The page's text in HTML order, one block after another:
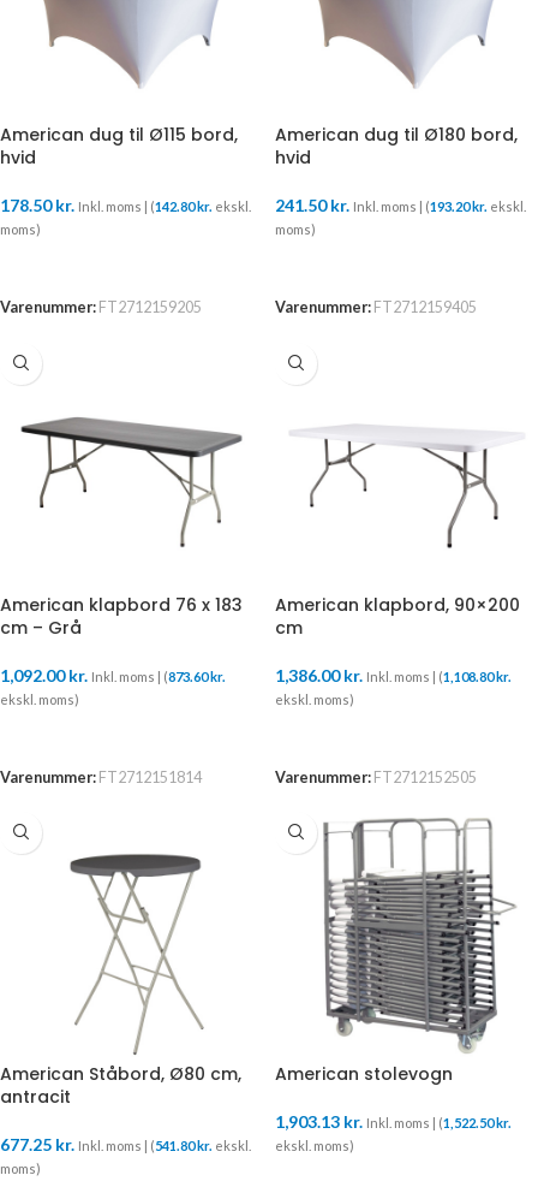
American dug til Ø115 bord,
hvid
178.50kr. Inkl. moms | (142.80 kr. ekskl.
moms)
Varenummer: FT2712159205
American dug til Ø180 bord,
hvid
241.50kr. Inkl. moms | (193.20 kr. ekskl.
moms)
Varenummer: FT2712159405
American klapbord 76 x 183
cm – Grå
1,092.00kr. Inkl. moms | (873.60kr.
ekskl. moms)
Varenummer: FT2712151814
American klapbord, 90×200
cm
1,386.00kr. Inkl. moms | (1,108.80kr.
ekskl. moms)
Varenummer: FT2712152505
American Ståbord, Ø80 cm,
antracit
677.25 kr. Inkl. moms | (541.80kr. ekskl.
moms)
American stolevogn
1,903.13 kr. Inkl. moms | (1,522.50kr.
ekskl. moms)